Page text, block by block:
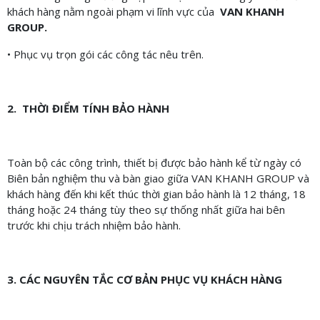
khách hàng nằm ngoài phạm vi lĩnh vực của VAN KHANH
GROUP.
• Phục vụ trọn gói các công tác nêu trên.
2. THỜI ĐIỂM TÍNH BẢO HÀNH
Toàn bộ các công trình, thiết bị được bảo hành kể từ ngày có
Biên bản nghiệm thu và bàn giao giữa VAN KHANH GROUP và
khách hàng đến khi kết thúc thời gian bảo hành là 12 tháng, 18
tháng hoặc 24 tháng tùy theo sự thống nhất giữa hai bên
trước khi chịu trách nhiệm bảo hành.
3. CÁC NGUYÊN TẮC CƠ BẢN PHỤC VỤ KHÁCH HÀNG